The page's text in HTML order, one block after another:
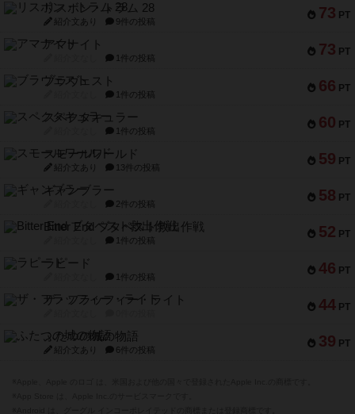
73 PT
リスボン・トラム 28
紹介文あり 9件の投稿
73 PT
アマナイト
1件の投稿
66 PT
ブラヴェスト
1件の投稿
60 PT
スペクタキュラー
1件の投稿
59 PT
スモールワールド
紹介文あり 13件の投稿
58 PT
ギャンブラー
2件の投稿
52 PT
Bitter End ブタペスト救出作戦
1件の投稿
46 PT
ラピード
1件の投稿
44 PT
ザ・フラッフィー・ライト
39 PT
ふたつの城の物語
紹介文あり 6件の投稿